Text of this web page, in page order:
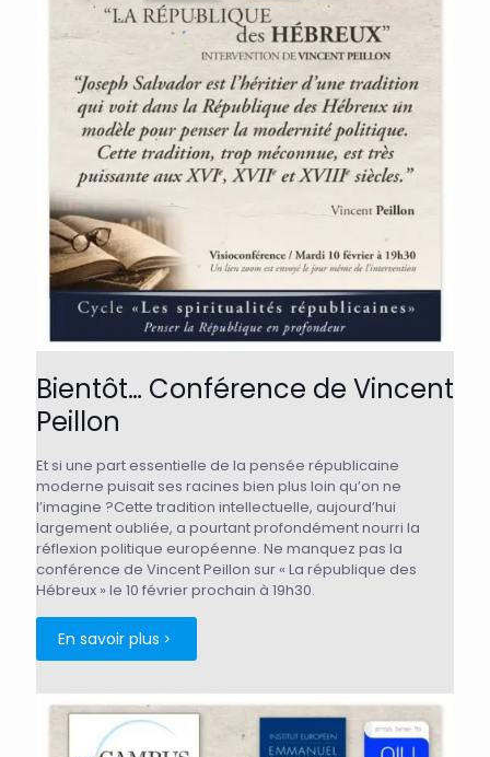
Bientôt… Conférence de Vincent
Peillon
Et si une part essentielle de la pensée républicaine
moderne puisait ses racines bien plus loin qu’on ne
l’imagine ?Cette tradition intellectuelle, aujourd’hui
largement oubliée, a pourtant profondément nourri la
réflexion politique européenne. Ne manquez pas la
conférence de Vincent Peillon sur « La république des
Hébreux » le 10 février prochain à 19h30.
En savoir plus